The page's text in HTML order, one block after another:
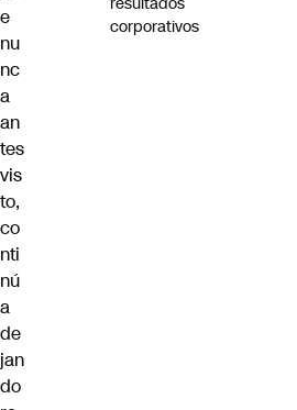
e
nu
nc
a
an
tes
vis
to,
co
nti
nú
a
de
jan
do
corporativos